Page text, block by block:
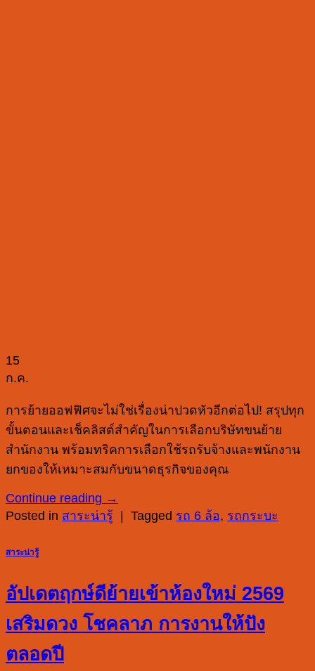
15
ก.ค.
การย้ายออฟฟิศจะไม่ใช่เรื่องน่าปวดหัวอีกต่อไป! สรุปทุก
ขั้นตอนและเช็คลิสต์สำคัญในการเลือกบริษัทขนย้าย
สำนักงาน พร้อมทริคการเลือกใช้รถรับจ้างและพนักงาน
ยกของให้เหมาะสมกับขนาดธุรกิจของคุณ
Continue reading →
Posted in สาระน่ารู้ Tagged รถ 6 ล้อ, รถกระบะ
สาระน่ารู้
อัปเดตฤกษ์ดีย้ายเข้าห้องใหม่ 2569
เสริมดวง โชคลาภ การงานให้ปัง
ตลอดปี